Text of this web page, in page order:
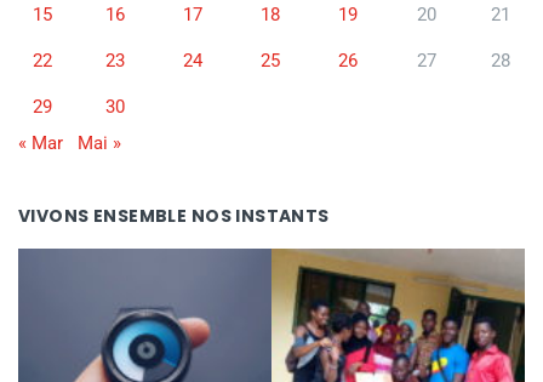
15 16 17 18 19 20 21
22 23 24 25 26 27 28
29
30
« Mar
Mai »
VIVONS ENSEMBLE NOS INSTANTS